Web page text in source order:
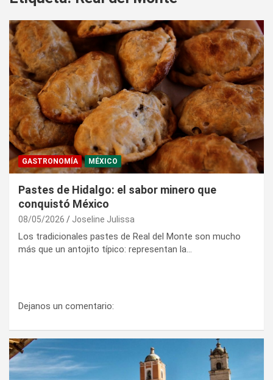
GASTRONOMÍA MÉXICO
Pastes de Hidalgo: el sabor minero que
conquistó México
08/05/2026 Joseline Julissa
Los tradicionales pastes de Real del Monte son mucho
más que un antojito típico: representan la…
Dejanos un comentario: